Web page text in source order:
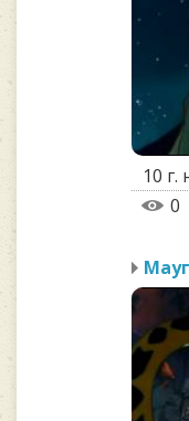
10 г.
0